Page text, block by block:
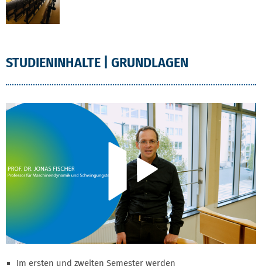
STUDIENINHALTE | GRUNDLAGEN
Im ersten und zweiten Semester werden